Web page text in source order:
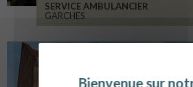
SERVICE AMBULANCIER
GARCHES